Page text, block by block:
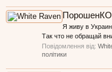
Я живу в
Так что не обращай
Повідомлення від:
політики